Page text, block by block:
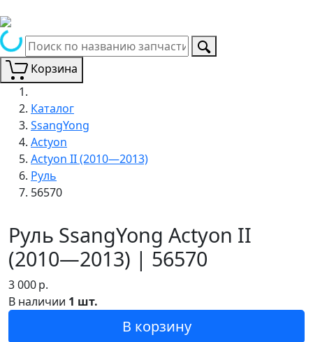
Корзина
Каталог
SsangYong
Actyon
Actyon II (2010—2013)
Руль
56570
Руль SsangYong Actyon II
(2010—2013) | 56570
3 000р.
В наличии 1 шт.
В корзину